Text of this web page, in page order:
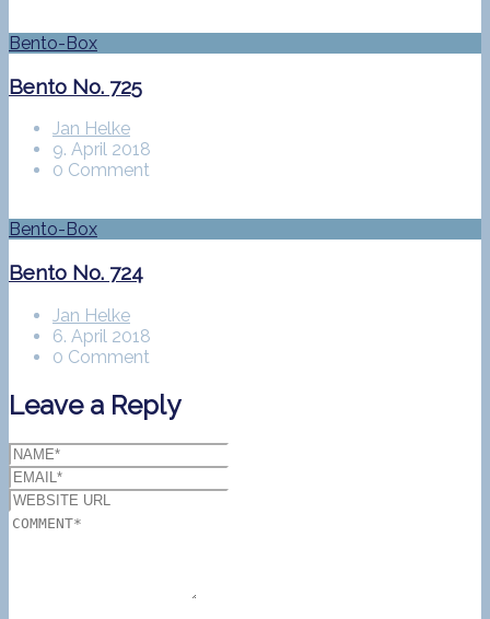
Bento-Box
Bento No. 725
Jan Helke
9. April 2018
0 Comment
Bento-Box
Bento No. 724
Jan Helke
6. April 2018
0 Comment
Leave a Reply